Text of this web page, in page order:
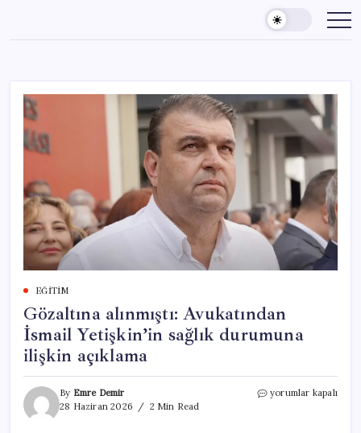
content
EĞITIM
Gözaltına alınmıştı: Avukatından
İsmail Yetişkin’in sağlık durumuna
ilişkin açıklama
By Emre Demir
28 Haziran 2026
2 Min Read
Gözaltına
yorumlar kapalı